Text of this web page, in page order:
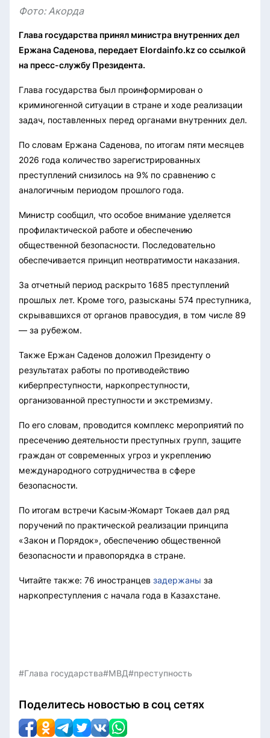
Фото: Акорда
Глава государства принял министра внутренних дел
Ержана Саденова, передает Elordainfo.kz со ссылкой
на пресс-службу Президента.
Глава государства был проинформирован о
криминогенной ситуации в стране и ходе реализации
задач, поставленных перед органами внутренних дел.
По словам Ержана Саденова, по итогам пяти месяцев
2026 года количество зарегистрированных
преступлений снизилось на 9% по сравнению с
аналогичным периодом прошлого года.
Министр сообщил, что особое внимание уделяется
профилактической работе и обеспечению
общественной безопасности. Последовательно
обеспечивается принцип неотвратимости наказания.
За отчетный период раскрыто 1685 преступлений
прошлых лет. Кроме того, разысканы 574 преступника,
скрывавшихся от органов правосудия, в том числе 89
— за рубежом.
Также Ержан Саденов доложил Президенту о
результатах работы по противодействию
киберпреступности, наркопреступности,
организованной преступности и экстремизму.
По его словам, проводится комплекс мероприятий по
пресечению деятельности преступных групп, защите
граждан от современных угроз и укреплению
международного сотрудничества в сфере
безопасности.
По итогам встречи Касым-Жомарт Токаев дал ряд
поручений по практической реализации принципа
«Закон и Порядок», обеспечению общественной
безопасности и правопорядка в стране.
Читайте также: 76 иностранцев задержаны за
наркопреступления с начала года в Казахстане.
#Глава государства#МВД#преступность
Поделитесь новостью в соц сетях